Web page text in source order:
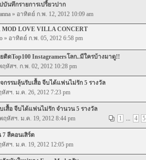
บันทึกรายการเปรี้ยวปาก
» อาทิตย์ ก.พ. 12, 2012 10:09 am
MOD LOVE VILLA CONCERT
» อาทิตย์ ก.พ. 05, 2012 6:58 pm
ติดTop100 Instagramersโลก..มีใครบ้างมาดู!!
ฤหัสฯ. ก.พ. 02, 2012 10:28 pm
กรรมลุ้นรับเสื้อ จีบได้แฟนไม่รัก 5 รางวัล
สฯ. ม.ค. 26, 2012 7:23 pm
เสื้อ จีบได้แฟนไม่รัก จำนวน 5 รางวัล
1
... 4 5
ฤหัสฯ. ม.ค. 19, 2012 8:44 pm
7 สีคอนเสิร์ต
สฯ. ม.ค. 19, 2012 12:05 pm